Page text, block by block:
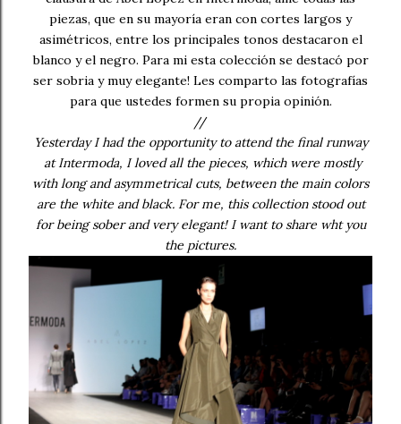
piezas, que en su mayoría eran con cortes largos y
asimétricos, entre los principales tonos destacaron el
blanco y el negro. Para mi esta colección se destacó por
ser sobria y muy elegante! Les comparto las fotografías
para que ustedes formen su propia opinión.
//
Yesterday I had the opportunity to attend the final runway
at Intermoda, I loved all the pieces, which were mostly
with long and asymmetrical cuts, between the main colors
are the white and black. For me, this collection stood out
for being sober and very elegant! I want to share wht you
the pictures.